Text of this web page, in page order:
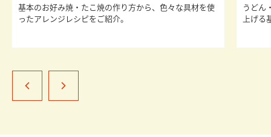
基本のお好み焼・たこ焼の作り方から、色々な具材を使
ったアレンジレシピをご紹介。
うどん
上げ